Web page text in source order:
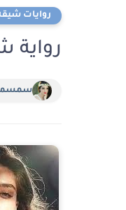
روايات
رواية شمس